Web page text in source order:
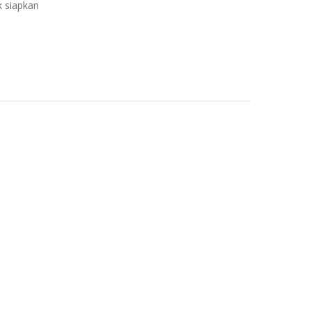
siapkan